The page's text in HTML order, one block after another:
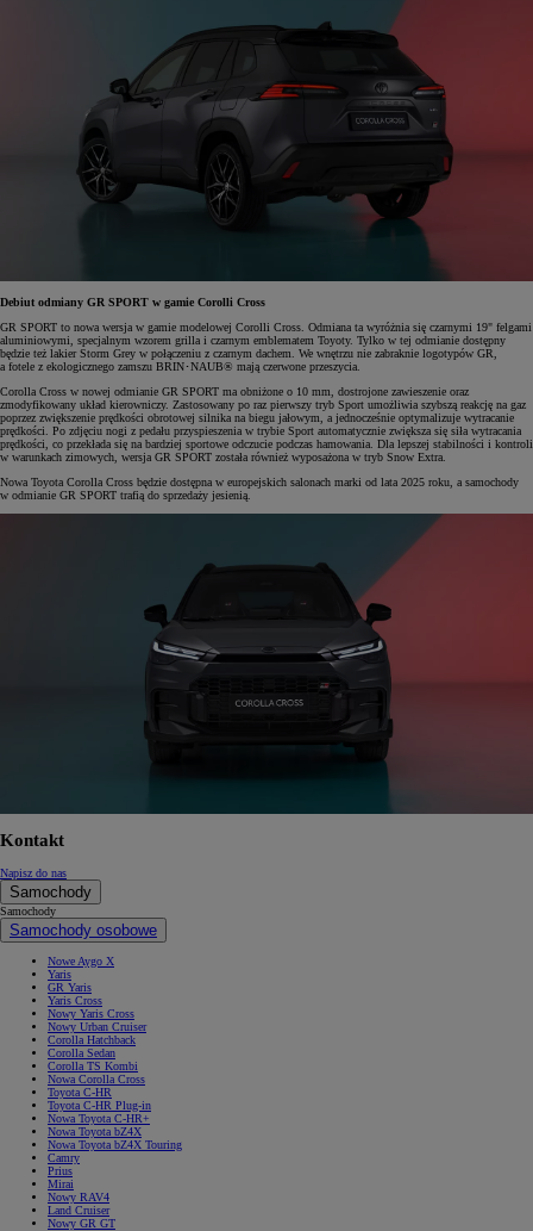
Debiut odmiany GR SPORT w gamie Corolli Cross
GR SPORT to nowa wersja w gamie modelowej Corolli Cross. Odmiana ta wyróżnia się czarnymi 19" felgami
aluminiowymi, specjalnym wzorem grilla i czarnym emblematem Toyoty. Tylko w tej odmianie dostępny
będzie też lakier Storm Grey w połączeniu z czarnym dachem. We wnętrzu nie zabraknie logotypów GR,
a fotele z ekologicznego zamszu BRIN･NAUB® mają czerwone przeszycia.
Corolla Cross w nowej odmianie GR SPORT ma obniżone o 10 mm, dostrojone zawieszenie oraz
zmodyfikowany układ kierowniczy. Zastosowany po raz pierwszy tryb Sport umożliwia szybszą reakcję na gaz
poprzez zwiększenie prędkości obrotowej silnika na biegu jałowym, a jednocześnie optymalizuje wytracanie
prędkości. Po zdjęciu nogi z pedału przyspieszenia w trybie Sport automatycznie zwiększa się siła wytracania
prędkości, co przekłada się na bardziej sportowe odczucie podczas hamowania. Dla lepszej stabilności i kontroli
w warunkach zimowych, wersja GR SPORT została również wyposażona w tryb Snow Extra.
Nowa Toyota Corolla Cross będzie dostępna w europejskich salonach marki od lata 2025 roku, a samochody
w odmianie GR SPORT trafią do sprzedaży jesienią.
Kontakt
Napisz do nas
Samochody
Samochody
Samochody osobowe
Nowe Aygo X
Yaris
GR Yaris
Yaris Cross
Nowy Yaris Cross
Nowy Urban Cruiser
Corolla Hatchback
Corolla Sedan
Corolla TS Kombi
Nowa Corolla Cross
Toyota C-HR
Toyota C-HR Plug-in
Nowa Toyota C-HR+
Nowa Toyota bZ4X
Nowa Toyota bZ4X Touring
Camry
Prius
Mirai
Nowy RAV4
Land Cruiser
Nowy GR GT